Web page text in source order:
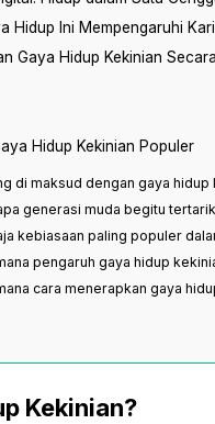
Hidup Ini Mempengaruhi
Gaya Hidup Kekinian
Hidup Kekinian Populer
di maksud dengan gaya
generasi muda begitu
kebiasaan paling populer
pengaruh gaya hidup
cara menerapkan gaya
Kekinian?